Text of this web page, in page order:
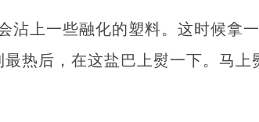
沾上一些融化的塑料。这时候拿
热后，在这盐巴上熨一下。马上